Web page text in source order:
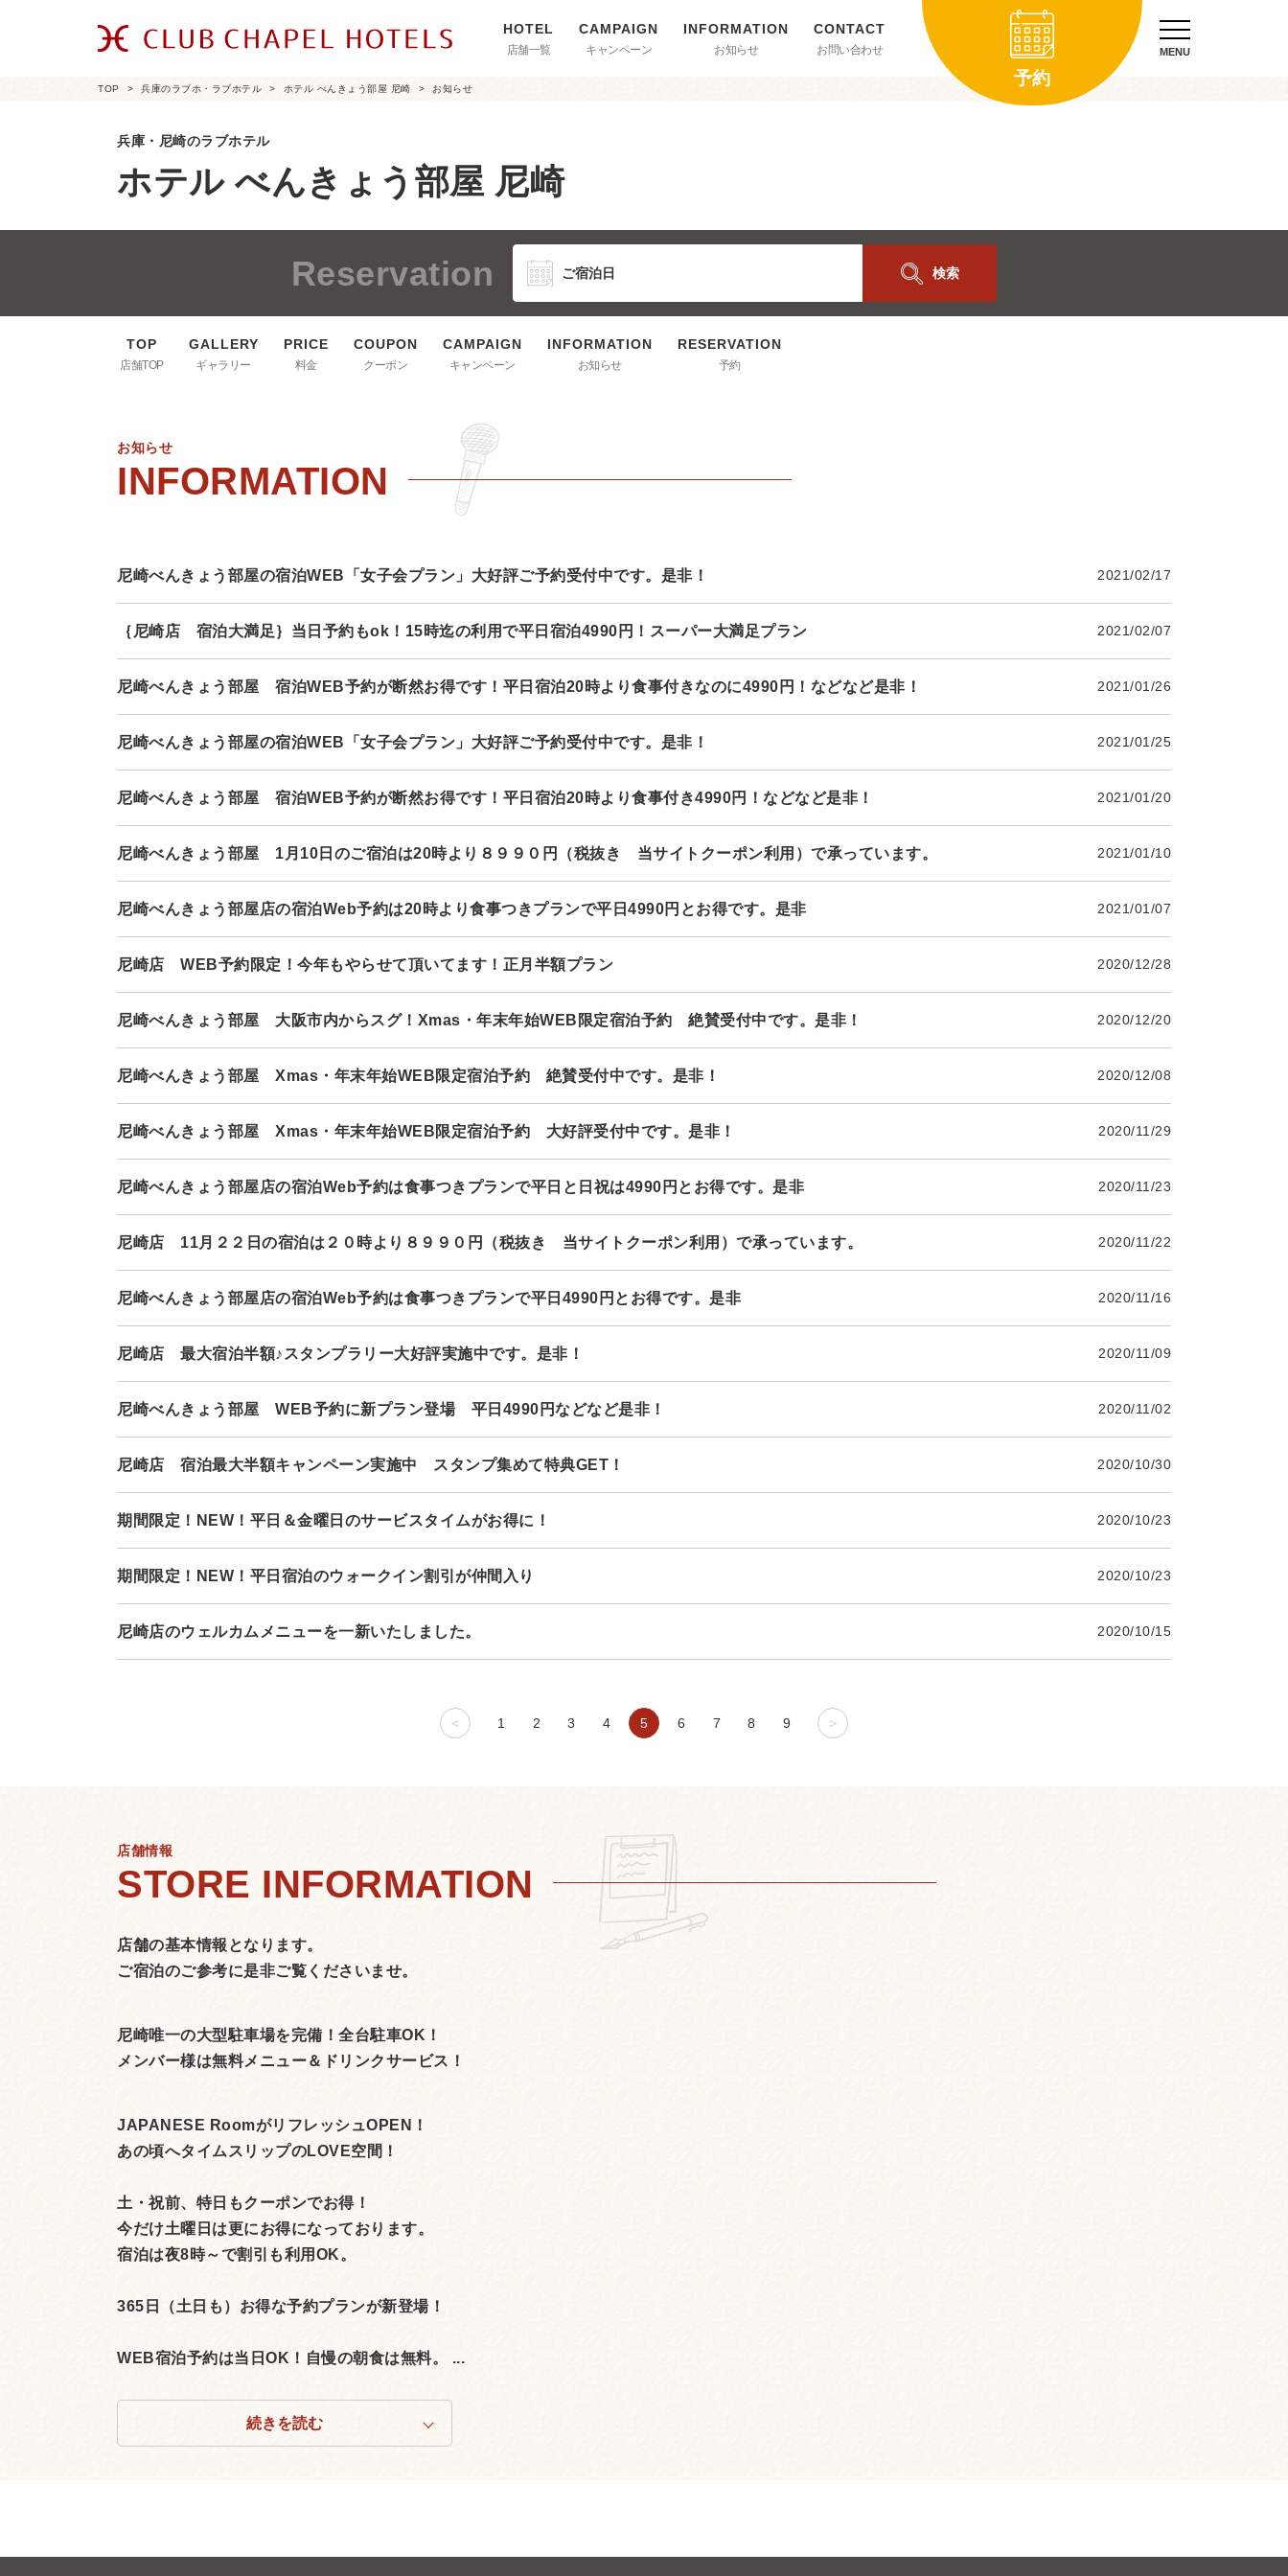
店舗一覧 キャンペーン お知らせ お問い合わせ
予約
MENU
TOP 兵庫のラブホ・ラブホテル ホテル べんきょう部屋 尼崎 お知らせ
兵庫・尼崎のラブホテル
ホテル べんきょう部屋 尼崎
Reservation 検索
店舗TOP ギャラリー 料金 クーポン キャンペーン お知らせ 予約
お知らせ
尼崎べんきょう部屋の宿泊WEB「女子会プラン」大好評ご予約受付中です。是非！ 2021/02/17
｛尼崎店 宿泊大満足｝当日予約もok！15時迄の利用で平日宿泊4990円！スーパー大満足プラン 2021/02/07
尼崎べんきょう部屋 宿泊WEB予約が断然お得です！平日宿泊20時より食事付きなのに4990円！などなど是非！ 2021/01/26
尼崎べんきょう部屋の宿泊WEB「女子会プラン」大好評ご予約受付中です。是非！ 2021/01/25
尼崎べんきょう部屋 宿泊WEB予約が断然お得です！平日宿泊20時より食事付き4990円！などなど是非！ 2021/01/20
尼崎べんきょう部屋 1月10日のご宿泊は20時より８９９０円（税抜き 当サイトクーポン利用）で承っています。 2021/01/10
尼崎べんきょう部屋店の宿泊Web予約は20時より食事つきプランで平日4990円とお得です。是非 2021/01/07
尼崎店 WEB予約限定！今年もやらせて頂いてます！正月半額プラン 2020/12/28
尼崎べんきょう部屋 大阪市内からスグ！Xmas・年末年始WEB限定宿泊予約 絶賛受付中です。是非！ 2020/12/20
尼崎べんきょう部屋 Xmas・年末年始WEB限定宿泊予約 絶賛受付中です。是非！ 2020/12/08
尼崎べんきょう部屋 Xmas・年末年始WEB限定宿泊予約 大好評受付中です。是非！ 2020/11/29
尼崎べんきょう部屋店の宿泊Web予約は食事つきプランで平日と日祝は4990円とお得です。是非 2020/11/23
尼崎店 11月２２日の宿泊は２０時より８９９０円（税抜き 当サイトクーポン利用）で承っています。 2020/11/22
尼崎べんきょう部屋店の宿泊Web予約は食事つきプランで平日4990円とお得です。是非 2020/11/16
尼崎店 最大宿泊半額♪スタンプラリー大好評実施中です。是非！ 2020/11/09
尼崎べんきょう部屋 WEB予約に新プラン登場 平日4990円などなど是非！ 2020/11/02
尼崎店 宿泊最大半額キャンペーン実施中 スタンプ集めて特典GET！ 2020/10/30
期間限定！NEW！平日＆金曜日のサービスタイムがお得に！ 2020/10/23
期間限定！NEW！平日宿泊のウォークイン割引が仲間入り 2020/10/23
尼崎店のウェルカムメニューを一新いたしました。 2020/10/15
< 1 2 3 4 5 6 7 8 9 >
店舗情報
店舗の基本情報となります。
ご宿泊のご参考に是非ご覧くださいませ。
尼崎唯一の大型駐車場を完備！全台駐車OK！
メンバー様は無料メニュー＆ドリンクサービス！
JAPANESE RoomがリフレッシュOPEN！
あの頃へタイムスリップのLOVE空間！
土・祝前、特日もクーポンでお得！
今だけ土曜日は更にお得になっております。
宿泊は夜8時～で割引も利用OK。
365日（土日も）お得な予約プランが新登場！
WEB宿泊予約は当日OK！自慢の朝食は無料。 ...
続きを読む